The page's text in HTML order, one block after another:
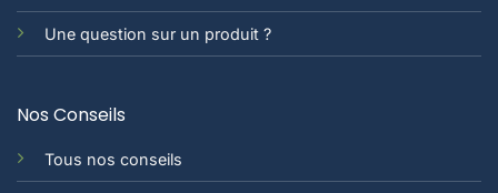
Une question sur un produit ?
Nos Conseils
Tous nos conseils